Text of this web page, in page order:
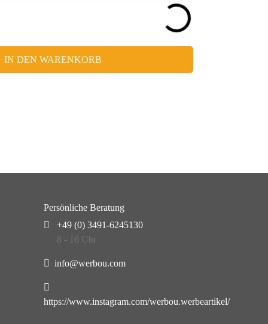
IN DEN WARENKORB
Persönliche Beratung
+49 (0) 3491-6245130
8 - 16 Uhr
info@werbou.com
https://www.instagram.com/werbou.werbeartikel/